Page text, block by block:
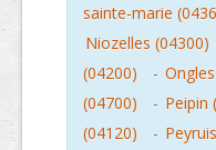
sainte-marie
Niozelles (04300)
(04200)
-
(04700)
- Peipin
(04120)
-